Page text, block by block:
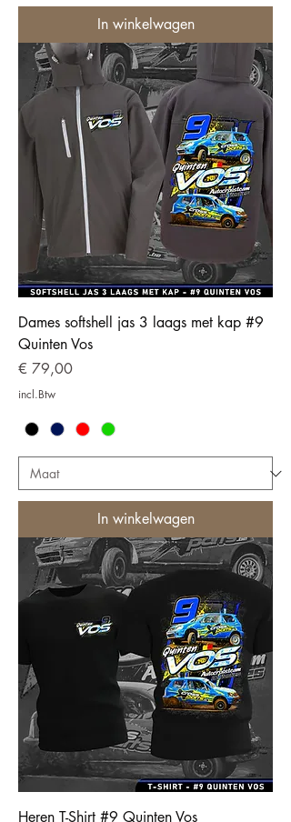
In winkelwagen
Dames softshell jas 3 laags met kap #9
Quinten Vos
Prijs
€ 79,00
incl.Btw
In winkelwagen
Heren T-Shirt #9 Quinten Vos